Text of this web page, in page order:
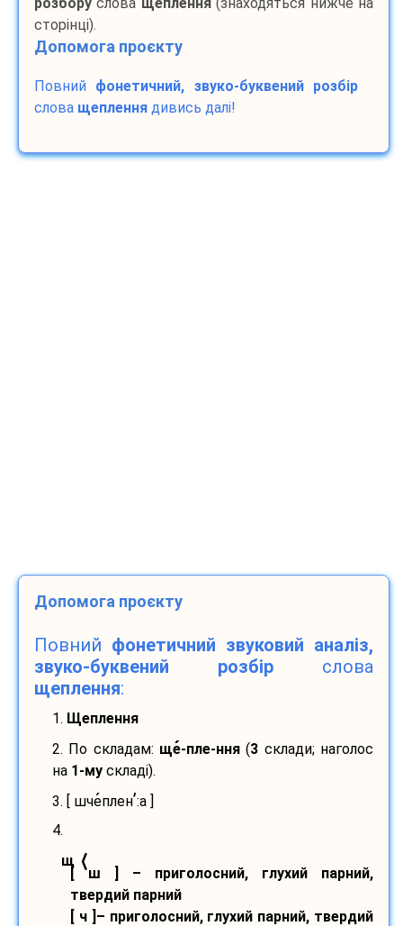
розбору слова щеплення(знаходяться нижче на
сторінці).
Допомога проєкту
Повний фонетичний, звуко-буквений розбір
слова щеплення дивись далі!
Допомога проєкту
Повний фонетичний звуковий аналіз,
звуко-буквений розбір слова
щеплення:
1. Щеплення
2. По складам: ще-пле-ння (3 склади; наголос
на 1-му складі).
3. [ шчеплен’:а ]
4.
щ ⟨
[ ш ] – приголосний, глухий парний,
твердий парний
[ ч ]– приголосний, глухий парний, твердий